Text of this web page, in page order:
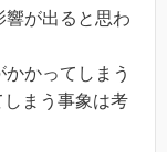
響が出ると思わ
かかってしまう
まう事象は考